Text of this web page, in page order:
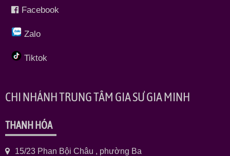
Facebook
Zalo
Tiktok
CHI NHÁNH TRUNG TÂM GIA SƯ GIA MINH
THANH HÓA
15/23 Phan Bội Châu , phường Ba